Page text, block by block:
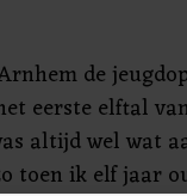
de
eerste elftal
altijd wel wat
toen ik elf jaar